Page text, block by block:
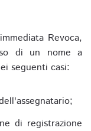
Revoca,
di un nome a
seguenti casi:
di registrazione